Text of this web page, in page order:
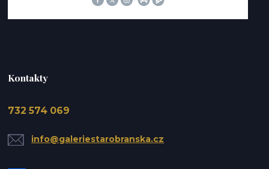
Kontakty
732 574 069
info@galeriestarobranska.cz